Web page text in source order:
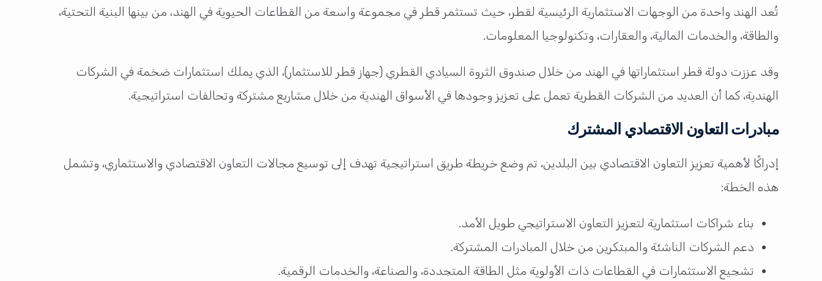
تُعد الهند واحدة من الوجهات الاستثمارية الرئيسية لقطر، حيث تستثمر قطر في مجموعة واسعة من القطاعات الحيوية في الهند، من بينها البنية التحتية،
والطاقة، والخدمات المالية، والعقارات، وتكنولوجيا المعلومات.
وقد عززت دولة قطر استثماراتها في الهند من خلال صندوق الثروة السيادي القطري (جهاز قطر للاستثمار)، الذي يملك استثمارات ضخمة في الشركات
الهندية، كما أن العديد من الشركات القطرية تعمل على تعزيز وجودها في الأسواق الهندية من خلال مشاريع مشتركة وتحالفات استراتيجية.
مبادرات التعاون الاقتصادي المشترك
إدراكًا لأهمية تعزيز التعاون الاقتصادي بين البلدين، تم وضع خريطة طريق استراتيجية تهدف إلى توسيع مجالات التعاون الاقتصادي والاستثماري، وتشمل
هذه الخطة:
بناء شراكات استثمارية لتعزيز التعاون الاستراتيجي طويل الأمد.
دعم الشركات الناشئة والمبتكرين من خلال المبادرات المشتركة.
تشجيع الاستثمارات في القطاعات ذات الأولوية مثل الطاقة المتجددة، والصناعة، والخدمات الرقمية.